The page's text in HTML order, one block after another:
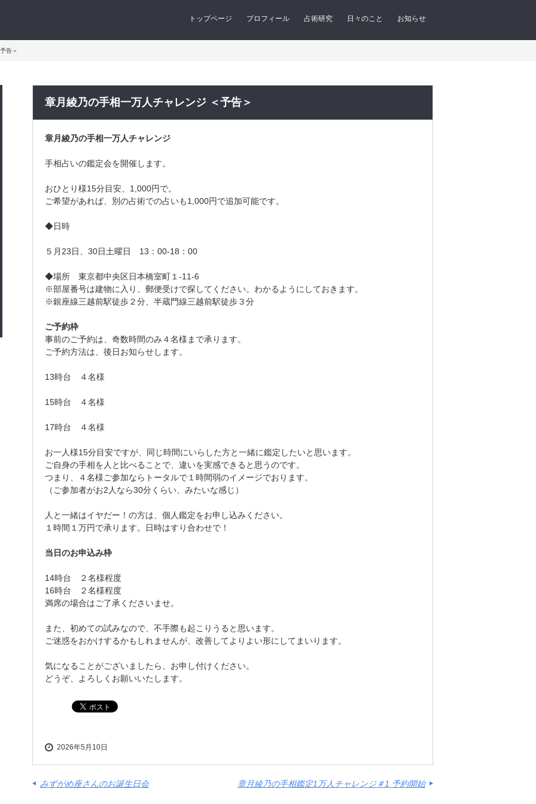
トップページ プロフィール 占術研究 日々のこと お知らせ
告＞
章月綾乃の手相一万人チャレンジ ＜予告＞
章月綾乃の手相一万人チャレンジ
手相占いの鑑定会を開催します。
おひとり様15分目安、1,000円で。
ご希望があれば、別の占術での占いも1,000円で追加可能です。
◆日時
５月23日、30日土曜日 13：00-18：00
◆場所 東京都中央区日本橋室町１-11-6
※部屋番号は建物に入り、郵便受けで探してください。わかるようにしておきます。
※銀座線三越前駅徒歩２分、半蔵門線三越前駅徒歩３分
ご予約枠
事前のご予約は、奇数時間のみ４名様まで承ります。
ご予約方法は、後日お知らせします。
13時台 ４名様
15時台 ４名様
17時台 ４名様
お一人様15分目安ですが、同じ時間にいらした方と一緒に鑑定したいと思います。
ご自身の手相を人と比べることで、違いを実感できると思うのです。
つまり、４名様ご参加ならトータルで１時間弱のイメージでおります。
（ご参加者がお2人なら30分くらい、みたいな感じ）
人と一緒はイヤだー！の方は、個人鑑定をお申し込みください。
１時間１万円で承ります。日時はすり合わせで！
当日のお申込み枠
14時台 ２名様程度
16時台 ２名様程度
満席の場合はご了承くださいませ。
また、初めての試みなので、不手際も起こりうると思います。
ご迷惑をおかけするかもしれませんが、改善してよりよい形にしてまいります。
気になることがございましたら、お申し付けください。
どうぞ、よろしくお願いいたします。
2026年5月10日
みずがめ座さんのお誕生日会 章月綾乃の手相鑑定1万人チャレンジ＃1 予約開始